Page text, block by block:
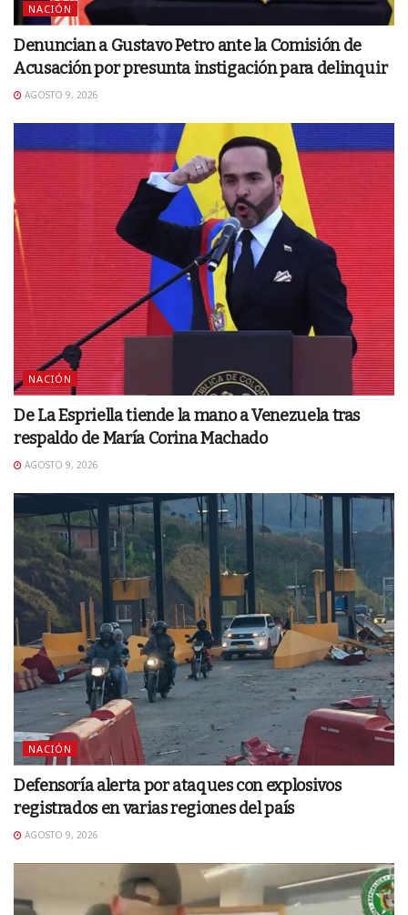
NACIÓN
Denuncian a Gustavo Petro ante la Comisión de
Acusación por presunta instigación para delinquir
AGOSTO 9, 2026
NACIÓN
De La Espriella tiende la mano a Venezuela tras
respaldo de María Corina Machado
AGOSTO 9, 2026
NACIÓN
Defensoría alerta por ataques con explosivos
registrados en varias regiones del país
AGOSTO 9, 2026